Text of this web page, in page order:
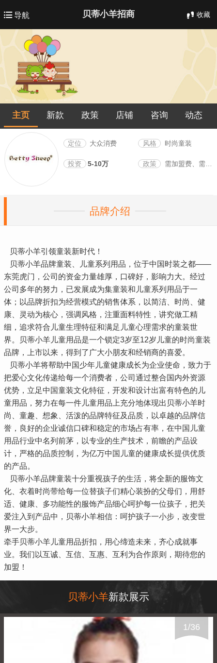
导航 贝蒂小羊招商 收藏
主页 新款 政策 店铺 咨询 动态
定位 大众消费 风格 时尚童装
投资 5-10万 政策 需加盟费、需保证金
品牌介绍
贝蒂小羊引领童装新时代！
贝蒂小羊品牌童装、儿童系列用品，位于中国时装之都——
东莞虎门，公司的资金力量雄厚，口碑好，影响力大。经过
公司多年的努力，已发展成为集童装和儿童系列用品于一
体；以品牌折扣为经营模式的销售体系，以简洁、时尚、健
康、灵动为核心，强调风格，注重面料特性，讲究做工精
细，追求符合儿童生理特征和满足儿童心理需求的童装世
界。贝蒂小羊儿童用品是一个锁定3岁至12岁儿童的时尚童装
品牌，上市以来，得到了广大小朋友和经销商的喜爱。
贝蒂小羊将帮助中国少年儿童健康成长为企业使命，致力于
把爱心文化传递给每一个消费者，公司通过整合国内外资源
优势，立足中国童装文化特征，开发和设计出富有特色的儿
童用品，努力在每一件儿童用品上充分地体现出贝蒂小羊时
尚、童趣、想象、活泼的品牌特征及品质，以卓越的品牌信
誉，良好的企业诚信口碑和稳定的市场占有率，在中国儿童
用品行业中名列前茅，以专业的生产技术，前瞻的产品设
计，严格的品质控制，为亿万中国儿童的健康成长提供优质
的产品。
贝蒂小羊品牌童装十分重视孩子的生活，将全新的服饰文
化、衣着时尚带给每一位替孩子们精心装扮的父母们，用舒
适、健康、多功能性的服饰产品细心呵护每一位孩子，把关
爱注入到产品中，贝蒂小羊相信：呵护孩子一小步，改变世
界一大步。
牵手贝蒂小羊儿童用品折扣，用心缔造未来，齐心成就事
业。我们以互诚、互信、互惠、互利为合作原则，期待您的
加盟！
贝蒂小羊新款展示
1/36